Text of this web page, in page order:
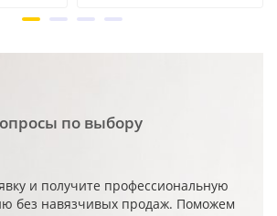
по выбору
и получите профессиональную
без навязчивых продаж. Поможем